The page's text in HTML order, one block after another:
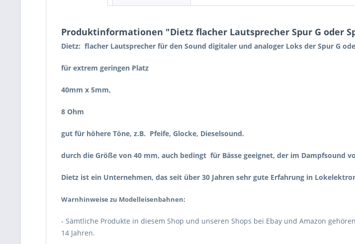
Produktinformationen "Dietz flacher Lautsprecher Spur G oder
Dietz: flacher Lautsprecher für den Sound digitaler und analoger Loks der Spur G
für extrem geringen Platz
40mm x 5mm,
8 Ohm
gut für höhere Töne, z.B. Pfeife, Glocke, Dieselsound.
durch die Größe von 40 mm, auch bedingt für Bässe geeignet, der im Dampfsound
Dietz ist ein Unternehmen, das seit über 30 Jahren sehr gute Erfahrung in
Warnhinweise zu Modelleisenbahnen:
- Sämtliche Produkte in diesem Shop und unseren Shops bei Ebay und Amazon
14 Jahren.